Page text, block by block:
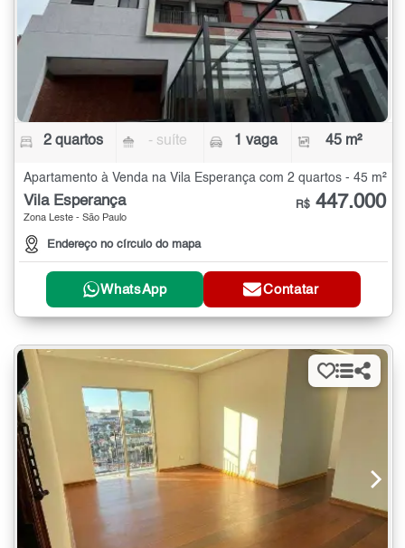
2 quartos - suíte 1 vaga 45 m²
Apartamento à Venda na Vila Esperança com 2 quartos - 45 m²
Vila Esperança
Zona Leste - São Paulo
Endereço no círculo do mapa
R$ 447.000
WhatsApp Contatar